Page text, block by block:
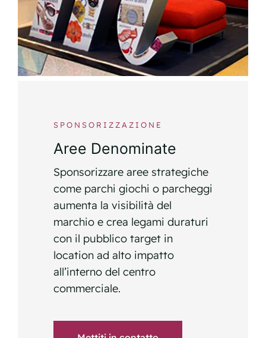
SPONSORIZZAZIONE
Aree Denominate
Sponsorizzare aree strategiche
come parchi giochi o parcheggi
aumenta la visibilità del
marchio e crea legami duraturi
con il pubblico target in
location ad alto impatto
all’interno del centro
commerciale.